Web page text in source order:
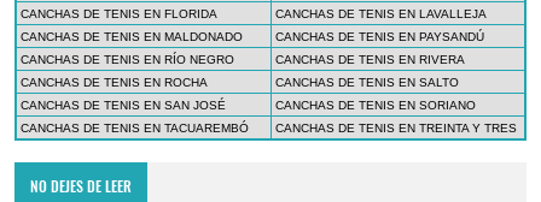
CANCHAS DE TENIS EN FLORIDA
CANCHAS DE TENIS EN LAVALLEJA
CANCHAS DE TENIS EN MALDONADO
CANCHAS DE TENIS EN PAYSANDÚ
CANCHAS DE TENIS EN RÍO NEGRO
CANCHAS DE TENIS EN RIVERA
CANCHAS DE TENIS EN ROCHA
CANCHAS DE TENIS EN SALTO
CANCHAS DE TENIS EN SAN JOSÉ
CANCHAS DE TENIS EN SORIANO
CANCHAS DE TENIS EN TACUAREMBÓ
CANCHAS DE TENIS EN TREINTA Y TRES
NO DEJES DE LEER